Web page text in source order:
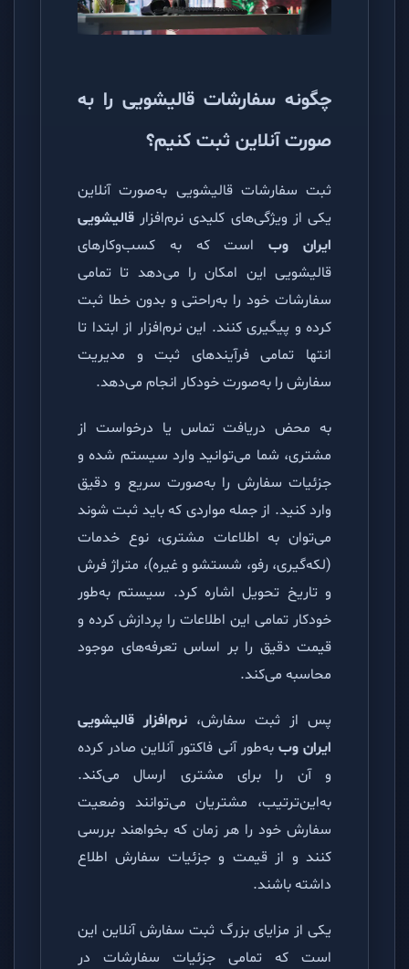
چگونه سفارشات قالیشویی را به
صورت آنلاین ثبت کنیم؟
ثبت سفارشات قالیشویی به‌صورت آنلاین
یکی از ویژگی‌های کلیدی نرم‌افزار قالیشویی
ایران وباست که به کسب‌وکارهای
قالیشویی این امکان را می‌دهد تا تمامی
سفارشات خود را به‌راحتی و بدون خطا ثبت
کرده و پیگیری کنند. این نرم‌افزار از ابتدا تا
انتها تمامی فرآیندهای ثبت و مدیریت
سفارش را به‌صورت خودکار انجام می‌دهد.
به محض دریافت تماس یا درخواست از
مشتری، شما می‌توانید وارد سیستم شده و
جزئیات سفارش را به‌صورت سریع و دقیق
وارد کنید. از جمله مواردی که باید ثبت شوند
می‌توان به اطلاعات مشتری، نوع خدمات
(لکه‌گیری، رفو، شستشو و غیره)، متراژ فرش
و تاریخ تحویل اشاره کرد. سیستم به‌طور
خودکار تمامی این اطلاعات را پردازش کرده و
قیمت دقیق را بر اساس تعرفه‌های موجود
محاسبه می‌کند.
پس از ثبت سفارش، نرم‌افزار قالیشویی
ایران وب به‌طور آنی فاکتور آنلاین صادر کرده
و آن را برای مشتری ارسال می‌کند.
به‌این‌ترتیب، مشتریان می‌توانند وضعیت
سفارش خود را هر زمان که بخواهند بررسی
کنند و از قیمت و جزئیات سفارش اطلاع
داشته باشند.
یکی از مزایای بزرگ ثبت سفارش آنلاین این
است که تمامی جزئیات سفارشات در